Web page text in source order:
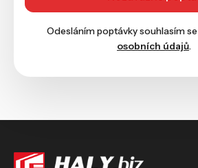
Odesláním poptávky souhlasím se
osobních údajů.